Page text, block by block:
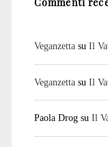
Veganzettasu Il
Veganzettasu Il
Paola Drogsu Il